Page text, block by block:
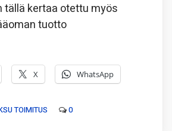
tällä kertaa otettu myös
tuotto
X WhatsApp
TOIMITUS 0